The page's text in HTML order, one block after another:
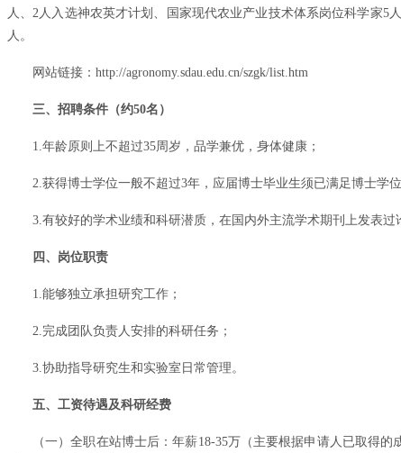
人、2人入选神农英才计划、国家现代农业产业技术体系岗位科学家
人。
网站链接：http://agronomy.sdau.edu.cn/szgk/list.htm
三、招聘条件（约50名）
1.年龄原则上不超过35周岁，品学兼优，身体健康；
2.获得博士学位一般不超过3年，应届博士毕业生须已满足博士学
3.有较好的学术业绩和科研潜质，在国内外主流学术期刊上发表过
四、岗位职责
1.能够独立承担研究工作；
2.完成团队负责人安排的科研任务；
3.协助指导研究生和实验室日常管理。
五、工资待遇及科研经费
（一）全职在站博士后：年薪18-35万（主要根据申请人已取得